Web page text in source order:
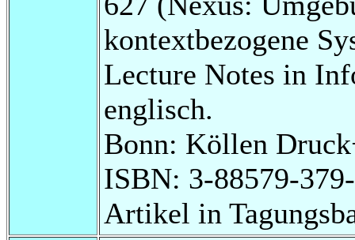
kontextbezogene
Lecture Notes in
englisch.
Bonn: Köllen
ISBN: 3-88579-
Artikel in